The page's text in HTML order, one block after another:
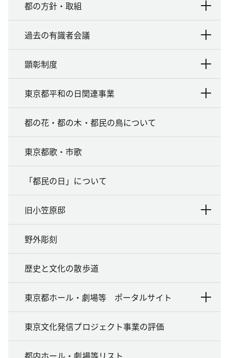
都の方針・取組
過去の有識者会議
顕彰制度
東京都平和の日関連事業
都の花・都の木・都民の鳥について
東京都歌・市歌
「都民の日」について
旧小笠原邸
野外彫刻
歴史と文化の散歩道
東京都ホール・劇場等 ポータルサイト
東京文化発信プロジェクト事業の評価